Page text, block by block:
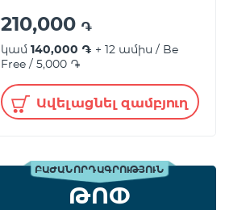
210,000 ֏
կամ 140,000 ֏ + 12 ամիս / Be
Free / 5,000 ֏
Ավելացնել զամբյուղ
ԲԱԺԱՆՈՐԴԱԳՐՈՒԹՅՈՒՆ
ԹՈՓ